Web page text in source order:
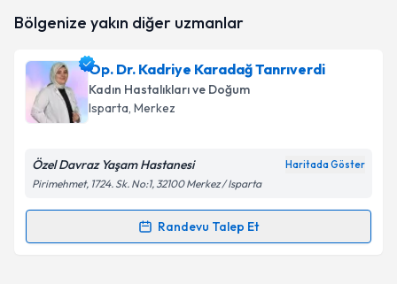
kapsamda işlenmesini kabul ediyorum.
Takvim Talebini Gönder
Bölgenize yakın diğer uzmanlar
Op. Dr. Kadriye Karadağ Tanrıverdi
Kadın Hastalıkları ve Doğum
Isparta, Merkez
Özel Davraz Yaşam Hastanesi Haritada Göster
Pirimehmet, 1724. Sk. No:1, 32100 Merkez / Isparta
Randevu Talep Et
Randevu Takvimi Talebi